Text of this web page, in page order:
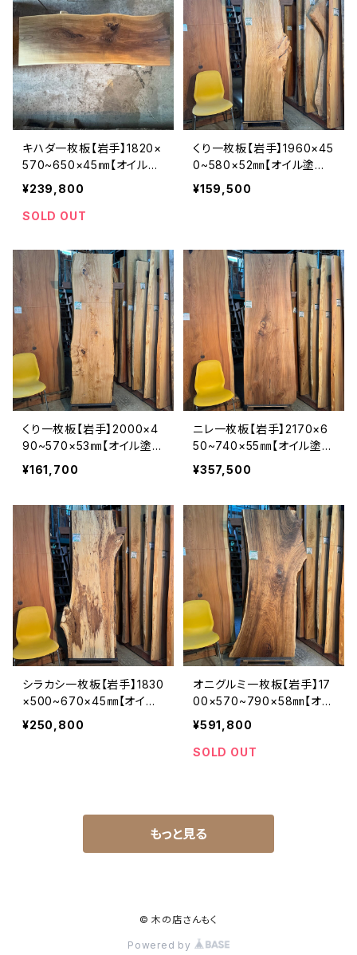
キハダ一枚板【岩手】1820×
570~650×45㎜【オイル塗
装 仕上げ済み】
¥239,800
SOLD OUT
くり一枚板【岩手】1960×45
0~580×52㎜【オイル塗装
仕上げ済み】
¥159,500
くり一枚板【岩手】2000×4
90~570×53㎜【オイル塗装
仕上げ済み】
¥161,700
ニレ一枚板【岩手】2170×6
50~740×55㎜【オイル塗装
仕上げ済み】
¥357,500
シラカシ一枚板【岩手】1830
×500~670×45㎜【オイル
塗装 仕上げ済み】
¥250,800
オニグルミ一枚板【岩手】17
00×570~790×58㎜【オイ
ル塗装 仕上げ済み】
¥591,800
SOLD OUT
もっと見る
© 木の店さんもく
Powered by